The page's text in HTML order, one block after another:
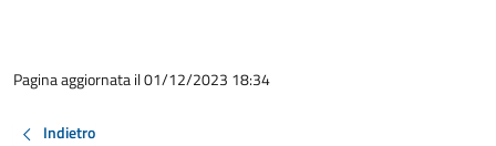
Pagina aggiornata il 01/12/2023 18:34
Indietro